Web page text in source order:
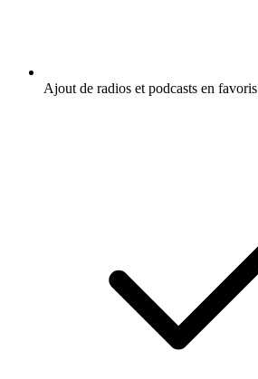
Ajout de radios et podcasts en favoris